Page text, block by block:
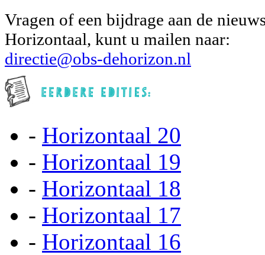
Vragen of een bijdrage aan de
Horizontaal, kunt u mailen naar:
directie@obs-dehorizon.nl
- Horizontaal 20
- Horizontaal 19
- Horizontaal 18
- Horizontaal 17
- Horizontaal 16